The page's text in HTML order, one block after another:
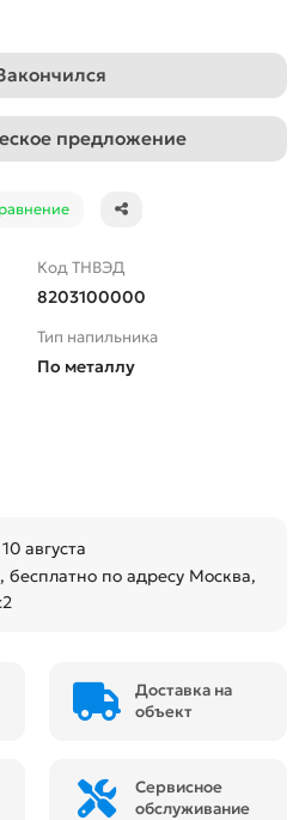
предложение
Код ТНВЭД
8203100000
Тип напильника
По металлу
10 августа
, бесплатно по адресу Москва,
Доставка на
объект
Сервисное
обслуживание